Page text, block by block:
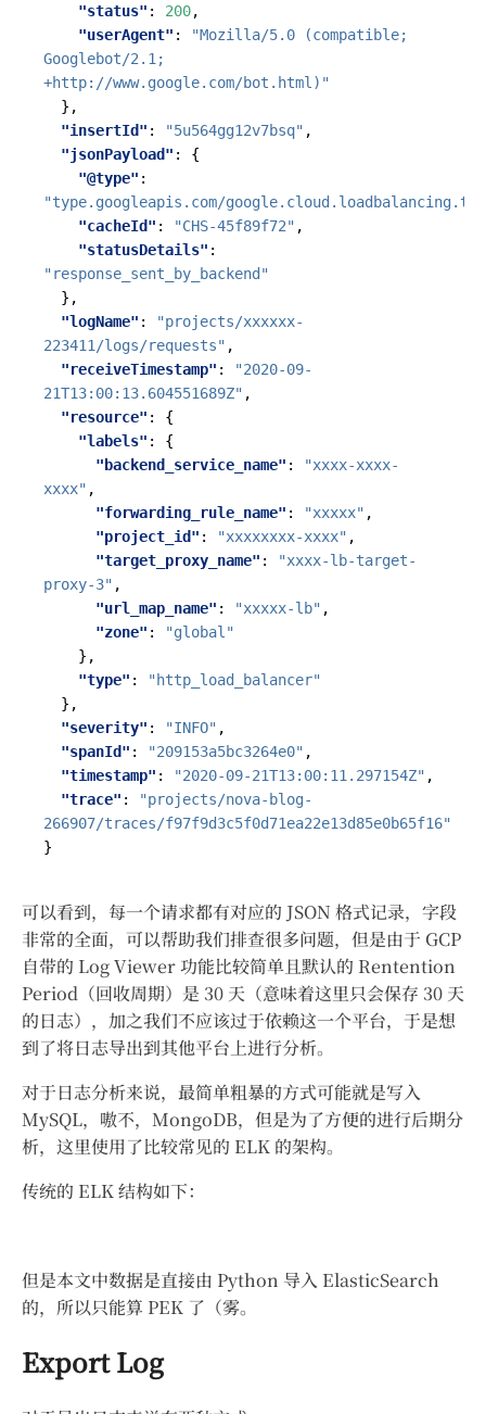
"status" : 200,
"userAgent" :
"Mozilla/5.0 (compatible;
Googlebot/2.1;
+http://www.google.com/bot.html)"
},
"insertId" : "5u564gg12v7bsq" ,
"jsonPayload" :
{
"@type" :
"type.googleapis.com/
"cacheId" : "CHS-45f89f72" ,
"statusDetails" :
"response_sent_by_backend"
},
"logName" :
"projects/xxxxxx-
223411/logs/requests" ,
"receiveTimestamp" :
"2020-09-
21T13:00:13.604551689Z" ,
"resource" :
{
"labels" :
{
"backend_service_name" :
"xxxx-xxxx-
xxxx" ,
"forwarding_rule_name" : "xxxxx" ,
"project_id" : "xxxxxxxx-xxxx" ,
"target_proxy_name" :
"xxxx-lb-target-
proxy-3" ,
"url_map_name" : "xxxxx-lb" ,
"zone" :
"global"
},
"type" :
"http_load_balancer"
},
"severity" : "INFO" ,
"spanId" : "209153a5bc3264e0" ,
"timestamp" : "2020-09-21T13:00:11.297154Z" ,
"trace" :
"projects/nova-blog-
266907/traces/f97f9d3c5f0d71ea22e13d85e0b65f16"
}
可以看到，每一个请求都有对应的 JSON 格式记录，字段
非常的全面，可以帮助我们排查很多问题，但是由于 GCP
自带的 Log Viewer 功能比较简单且默认的 Rentention
Period（回收周期）是 30 天（意味着这里只会保存 30 天
的日志），加之我们不应该过于依赖这一个平台，于是想
到了将日志导出到其他平台上进行分析。
对于日志分析来说，最简单粗暴的方式可能就是写入
MySQL，嗷不，MongoDB，但是为了方便的进行后期分
析，这里使用了比较常见的 ELK 的架构。
传统的 ELK 结构如下：
但是本文中数据是直接由 Python 导入 ElasticSearch
的，所以只能算 PEK 了（雾。
Export Log